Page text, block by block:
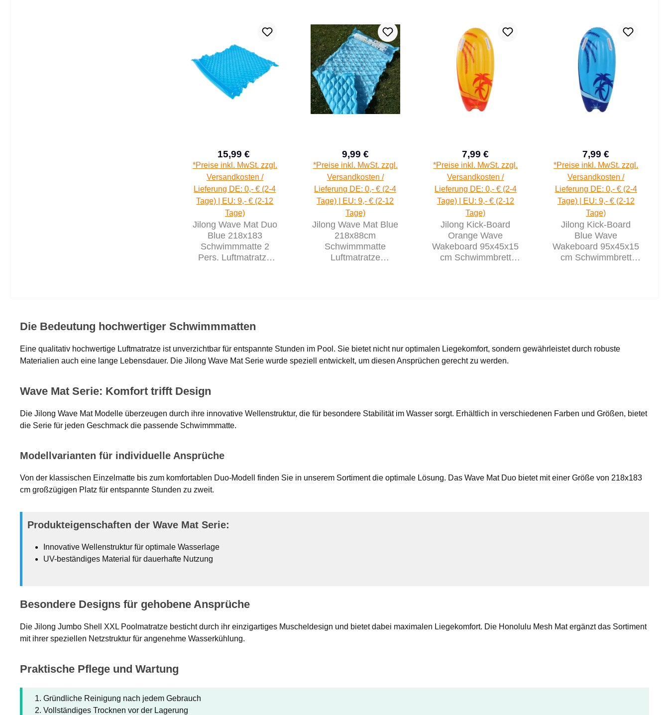
Verkaufspreis:
15,99 €
Regulärer Preis:
*Preise inkl. MwSt. zzgl.
Versandkosten /
Lieferung DE: 0,- € (2-4
Tage) | EU: 9,- € (2-12
Tage)
Jilong Wave Mat Duo
Blue 218x183
Schwimmmatte 2
Pers. Luftmatratze
Regulärer Preis:
9,99 €
*Preise inkl. MwSt. zzgl.
Versandkosten /
Lieferung DE: 0,- € (2-4
Tage) | EU: 9,- € (2-12
Tage)
Jilong Wave Mat Blue
218x88cm
Schwimmmatte
Luftmatratze
Regulärer Preis:
7,99 €
*Preise inkl. MwSt. zzgl.
Versandkosten /
Lieferung DE: 0,- € (2-4
Tage) | EU: 9,- € (2-12
Tage)
Jilong Kick-Board
Orange Wave
Wakeboard 95x45x15
cm Schwimmbrett
Regulärer Preis:
7,99 €
*Preise inkl. MwSt. zzgl.
Versandkosten /
Lieferung DE: 0,- € (2-4
Tage) | EU: 9,- € (2-12
Tage)
Jilong Kick-Board
Blue Wave
Wakeboard 95x45x15
cm Schwimmbrett
Die Bedeutung hochwertiger Schwimmmatten
Eine qualitativ hochwertige Luftmatratze ist unverzichtbar für entspannte Stunden im Pool. Sie bietet nicht nur optimalen Liegekomfort, sondern gewährleistet durch robuste
Materialien auch eine lange Lebensdauer. Die Jilong Wave Mat Serie wurde speziell entwickelt, um diesen Ansprüchen gerecht zu werden.
Wave Mat Serie: Komfort trifft Design
Die Jilong Wave Mat Modelle überzeugen durch ihre innovative Wellenstruktur, die für besondere Stabilität im Wasser sorgt. Erhältlich in verschiedenen Farben und Größen, bietet
die Serie für jeden Geschmack die passende Schwimmmatte.
Modellvarianten für individuelle Ansprüche
Von der klassischen Einzelmatte bis zum komfortablen Duo-Modell finden Sie in unserem Sortiment die optimale Lösung. Das Wave Mat Duo bietet mit einer Größe von 218x183
cm großzügigen Platz für entspannte Stunden zu zweit.
Produkteigenschaften der Wave Mat Serie:
Innovative Wellenstruktur für optimale Wasserlage
UV-beständiges Material für dauerhafte Nutzung
Besondere Designs für gehobene Ansprüche
Die Jilong Jumbo Shell XXL Poolmatratze besticht durch ihr einzigartiges Muscheldesign und bietet dabei maximalen Liegekomfort. Die Honolulu Mesh Mat ergänzt das Sortiment
mit ihrer speziellen Netzstruktur für angenehme Wasserkühlung.
Praktische Pflege und Wartung
Gründliche Reinigung nach jedem Gebrauch
Vollständiges Trocknen vor der Lagerung